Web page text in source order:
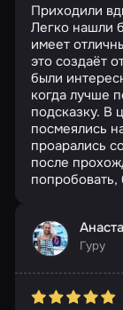
Приходили
Легко нашли
имеет
это создаёт
были
когда лучше
подсказку. В
посмеялись
проарались
после
попробовать,
Гуру